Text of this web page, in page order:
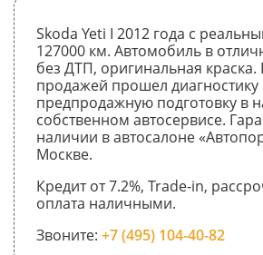
Skoda Yeti I 2012 года с
127000 км. Автомобиль в
без ДТП, оригинальная краска.
продажей прошел диагностику
предпродажную подготовку в
собственном автосервисе.
наличии в автосалоне
Москве.
Кредит от 7.2%, Trade-in,
оплата наличными.
Звоните: +7 (495) 104-40-82